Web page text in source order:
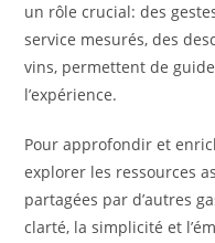
un rôle crucial: des
service mesurés, des
vins, permettent de
l’expérience.
Pour approfondir et
explorer les ressources
partagées par d’autres
clarté, la simplicité et